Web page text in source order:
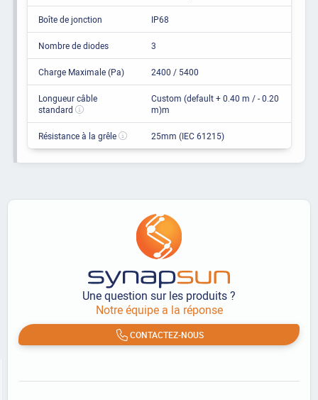
Boîte de jonction IP68
Nombre de diodes 3
Charge Maximale (Pa) 2400 / 5400
Longueur câble
standard
Custom (default + 0.40 m / - 0.20
m)m
Résistance à la grêle 25mm (IEC 61215)
Une question sur les produits ?
Notre équipe a la réponse
CONTACTEZ-NOUS